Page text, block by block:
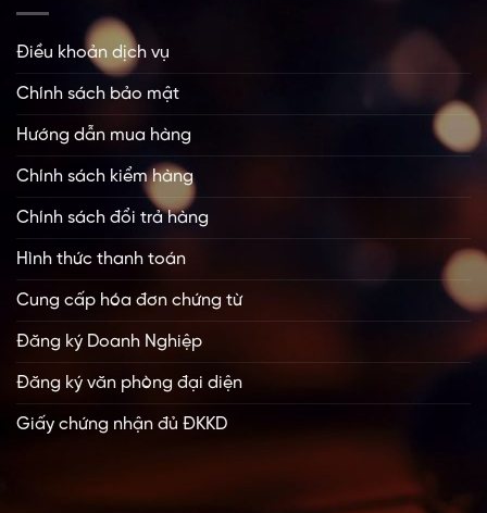
Điều khoản dịch vụ
Chính sách bảo mật
Hướng dẫn mua hàng
Chính sách kiểm hàng
Chính sách đổi trả hàng
Hình thức thanh toán
Cung cấp hóa đơn chứng từ
Đăng ký Doanh Nghiệp
Đăng ký văn phòng đại diện
Giấy chứng nhận đủ ĐKKD